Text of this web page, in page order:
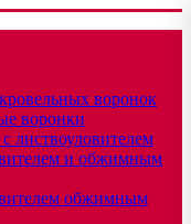
воронок
воронки
листвоуловителем
и обжимным
обжимным